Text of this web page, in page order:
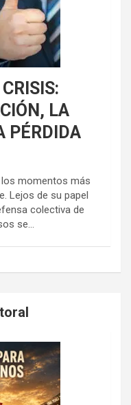
LA
PÉRDIDA
los momentos más
Lejos de su papel
colectiva de
se...